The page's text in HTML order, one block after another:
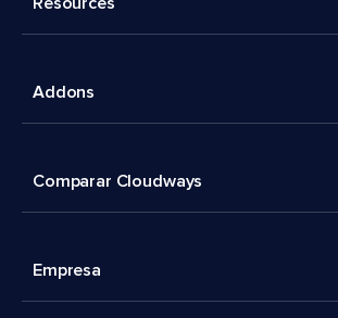
Addons
Comparar Cloudways
Empresa